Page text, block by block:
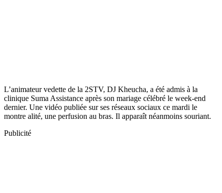
L’animateur vedette de la 2STV, DJ Kheucha, a été admis à la
clinique Suma Assistance après son mariage célébré le week-end
dernier. Une vidéo publiée sur ses réseaux sociaux ce mardi le
montre alité, une perfusion au bras. Il apparaît néanmoins souriant.
Publicité